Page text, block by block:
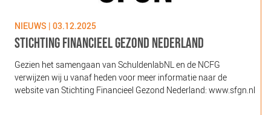
NIEUWS | 03.12.2025
STICHTING FINANCIEEL GEZOND NEDERLAND
Gezien het samengaan van SchuldenlabNL en de NCFG
verwijzen wij u vanaf heden voor meer informatie naar de
website van Stichting Financieel Gezond Nederland: www.sfgn.nl